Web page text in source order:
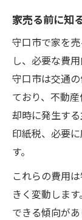
家売る前に知
守口市で家を
し、必要な費
守口市は交通
ており、不動
却時に発生す
印紙税、必要
す。
これらの費用
きく変動しま
できる傾向が